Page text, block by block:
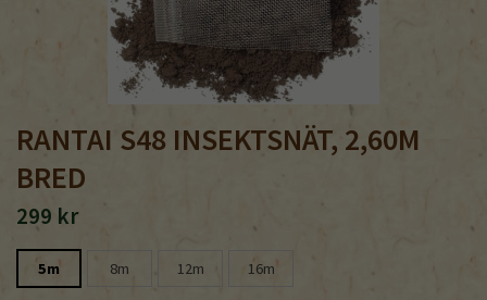
RANTAI S48 INSEKTSNÄT, 2,60M
BRED
299 kr
5m 8m 12m 16m